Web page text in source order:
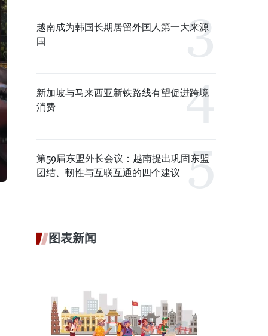
越南成为韩国长期居留外国人第一大来源
国
新加坡与马来西亚新铁路线有望促进跨境
消费
第59届东盟外长会议：越南提出巩固东盟
团结、韧性与互联互通的四个建议
图表新闻